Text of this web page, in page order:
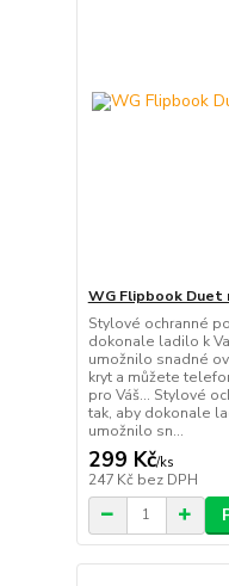
WG Flipbook Duet
Stylové ochranné
dokonale ladilo k
umožnilo snadné
kryt a můžete
pro Váš… Stylové
tak, aby dokonale
umožnilo sn...
299 Kč/ks
247 Kč bez DPH